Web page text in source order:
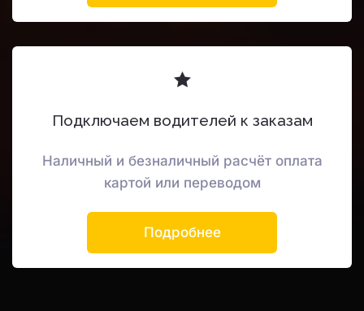
Подключаем водителей к заказам
Наличный и безналичный расчёт оплата
картой или переводом
Подробнее